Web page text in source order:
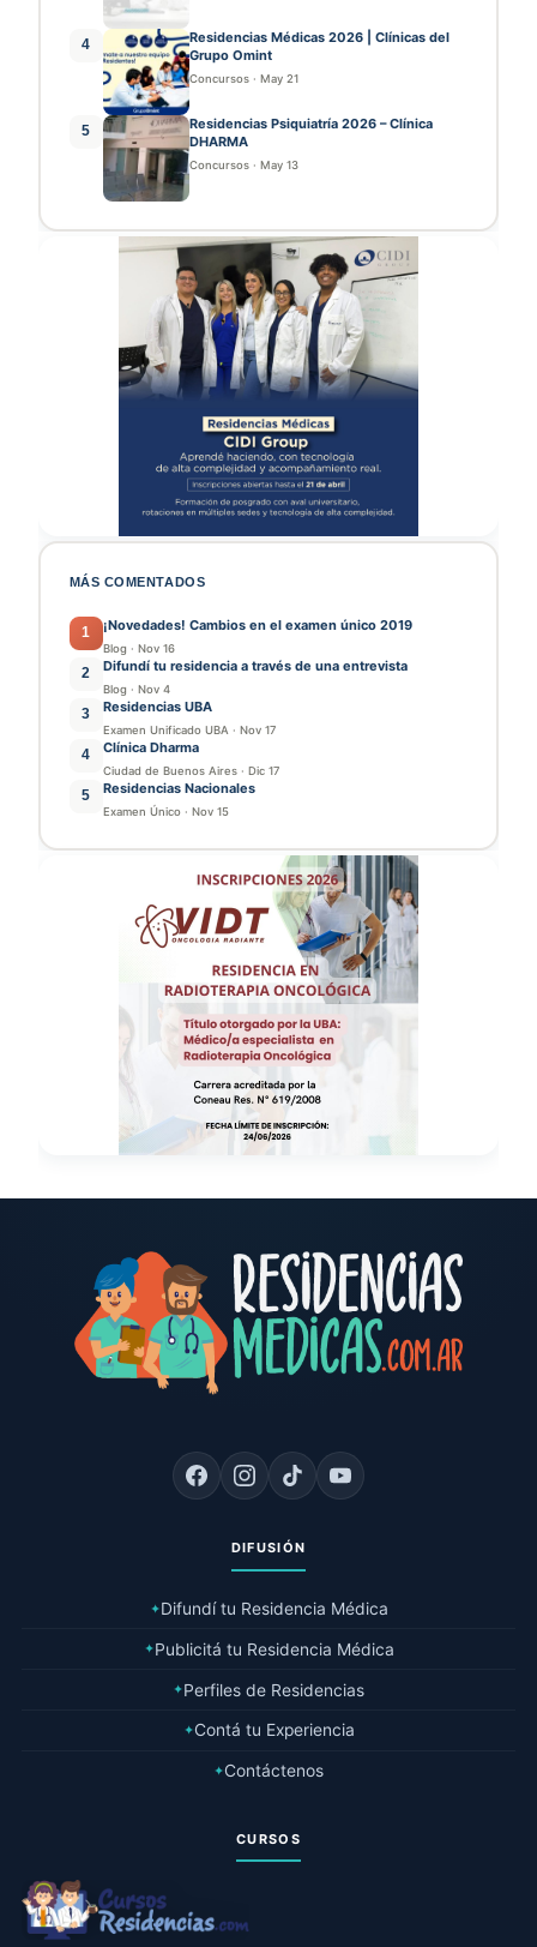
4
Residencias Médicas 2026 | Clínicas del
Grupo Omint
Concursos · May 21
5
Residencias Psiquiatría 2026 – Clínica
DHARMA
Concursos · May 13
MÁS COMENTADOS
1 ¡Novedades! Cambios en el examen único 2019
Blog · Nov 16
2 Difundí tu residencia a través de una entrevista
Blog · Nov 4
3 Residencias UBA
Examen Unificado UBA · Nov 17
4 Clínica Dharma
Ciudad de Buenos Aires · Dic 17
5 Residencias Nacionales
Examen Único · Nov 15
DIFUSIÓN
✦Difundí tu Residencia Médica
✦Publicitá tu Residencia Médica
✦Perfiles de Residencias
✦Contá tu Experiencia
✦Contáctenos
CURSOS